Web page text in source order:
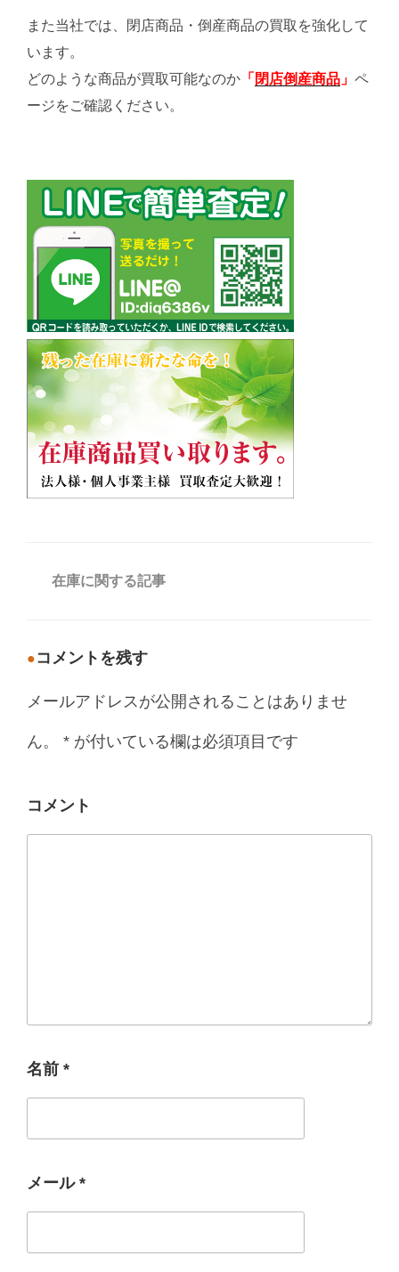
また当社では、閉店商品・倒産商品の買取を強化して
います。
どのような商品が買取可能なのか 「 閉店倒産商品 」 ペ
ージをご確認ください。
カ
在庫に関する記事
コメントを残す
メールアドレスが公開されることはありませ
ん。 * が付いている欄は必須項目です
コメント
名前 *
メール *